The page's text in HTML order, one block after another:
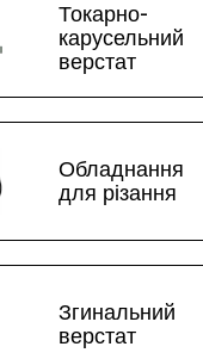
Токарно-
карусельний
верстат
Обладнання
для різання
Згинальний
верстат